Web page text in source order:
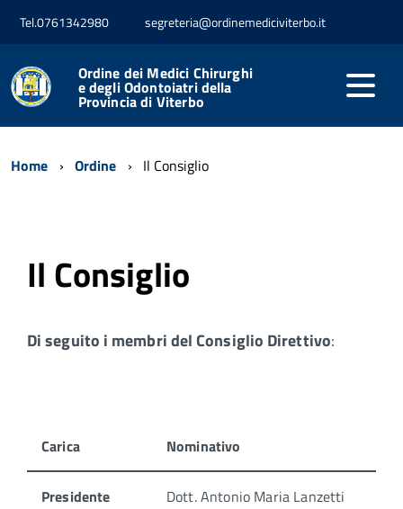
Tel.0761342980 segreteria@ordinemediciviterbo.it
Ordine dei Medici Chirurghi
e degli Odontoiatri della
Provincia di Viterbo
Home Ordine Il Consiglio
Il Consiglio
Di seguito i membri del Consiglio Direttivo:
Carica Nominativo
Presidente Dott. Antonio Maria Lanzetti